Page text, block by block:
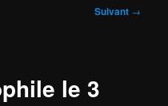
Suivant →
le 3